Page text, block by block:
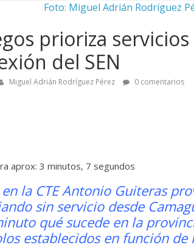
Foto: Miguel Adrián Rodríguez
prioriza
del SEN
Miguel Adrián Rodríguez Pérez 0 comentarios
aprox: 3 minutos, 7 segundos
la CTE Antonio Guiteras
sin servicio desde
qué sucede en la
establecidos en función de